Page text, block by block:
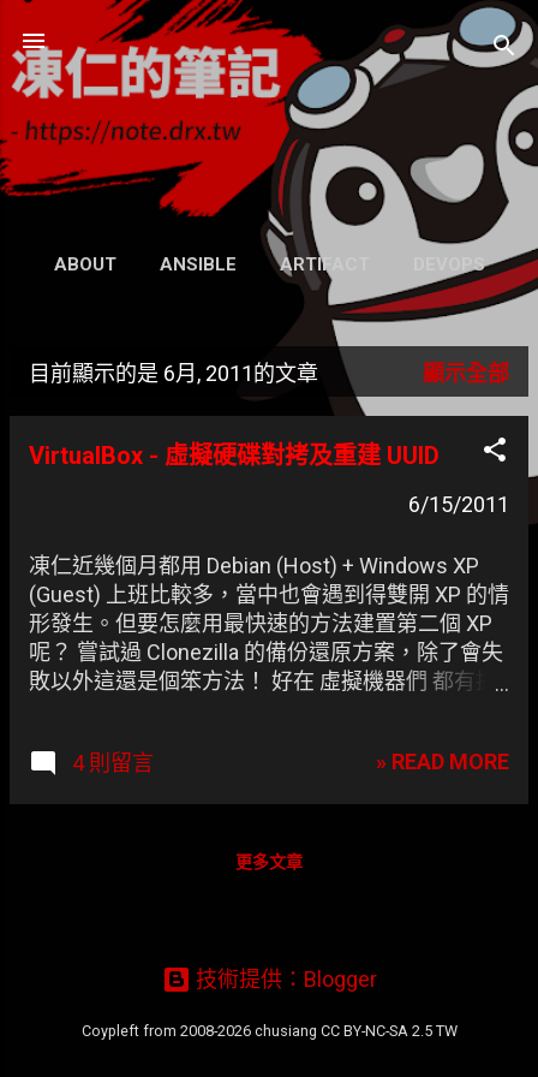
跳到主要內容
凍仁的筆記
- https://note.drx.tw
網頁
ABOUT ANSIBLE ARTIFACT DEVOPS
WIKI 更多…
GRAVATAR
表
目前顯示的是 6月, 2011的文章 顯示全部
VirtualBox - 虛擬硬碟對拷及重建 UUID
6/15/2011
凍仁近幾個月都用 Debian (Host) + Windows XP
(Guest) 上班比較多，當中也會遇到得雙開 XP 的情
形發生。但要怎麼用最快速的方法建置第二個 XP
呢？ 嘗試過 Clonezilla 的備份還原方案，除了會失
敗以外這還是個笨方法！ 好在 虛擬機器們 都有提
4 則留言 » READ MORE
更多文章
技術提供：Blogger
Coypleft from 2008-2026 chusiang CC BY-NC-SA 2.5 TW